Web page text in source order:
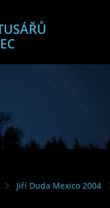
Jiří Duda Mexico 2004